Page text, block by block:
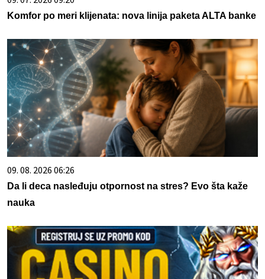
Komfor po meri klijenata: nova linija paketa ALTA banke
09. 08. 2026 06:26
Da li deca nasleđuju otpornost na stres? Evo šta kaže
nauka